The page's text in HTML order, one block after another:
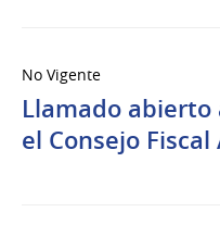
No Vigente
Llamado abierto
el Consejo